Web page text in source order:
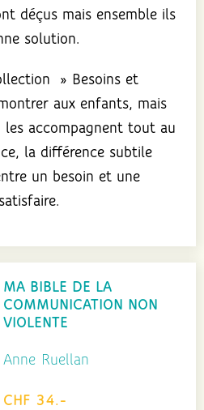
déçus mais ensemble ils
solution.
» Besoins et
aux enfants, mais
les accompagnent tout au
la différence subtile
un besoin et une
MA BIBLE DE LA
COMMUNICATION NON
VIOLENTE
Anne Ruellan
CHF 34.-